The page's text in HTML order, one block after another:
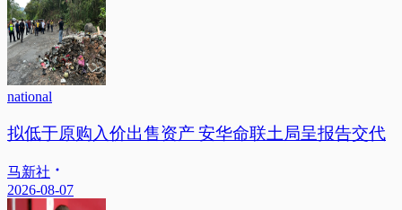
national
拟低于原购入价出售资产 安华命联土局呈报告交代
马新社
2026-08-07